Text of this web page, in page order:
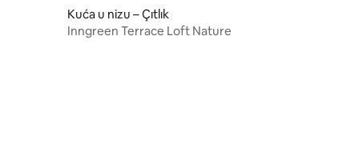
Kuća u nizu – Çıtlık
Inngreen Terrace Loft Nature